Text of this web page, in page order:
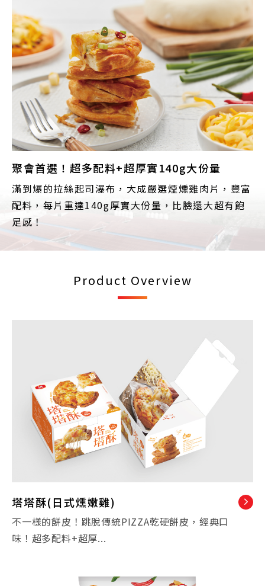
聚會首選！超多配料+超厚實140g大份量
滿到爆的拉絲起司瀑布，大成嚴選煙燻雞肉片，豐富
配料，每片重達140g厚實大份量，比臉還大超有飽
足感！
Product Overview
塔塔酥(日式燻嫩雞)
不一樣的餅皮！跳脫傳統PIZZA乾硬餅皮，經典口
味！超多配料+超厚...